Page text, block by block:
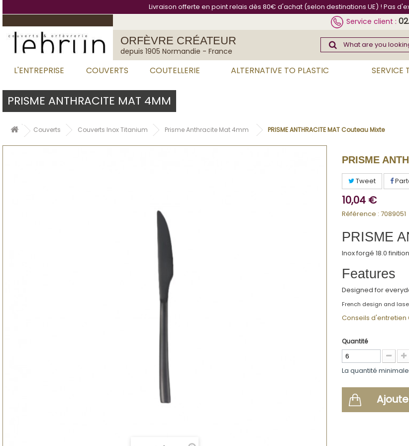
Livraison offerte en point relais dès 80€ d'achat (selon destinations UE) ! Pas
Service client :
ORFÈVRE CRÉATEUR
depuis 1905 Normandie - France
L'ENTREPRISE COUVERTS COUTELLERIE ALTERNATIVE TO PLASTIC SERVICE
PRISME ANTHRACITE MAT 4MM
Couverts Couverts Inox Titanium Prisme Anthracite Mat 4mm PRISME ANTHRACITE MAT Couteau Mixte
PRISME
Tweet
10,04 €
Référence : 7089051
PRISME
Inox forgé 18.0
Features
Designed for
French design and
Conseils d'entretien
Quantité
La quantité